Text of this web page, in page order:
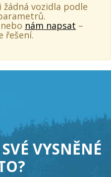
žádná vozidla podle
nám napsat –
řešení.
VYSNĚNÉ